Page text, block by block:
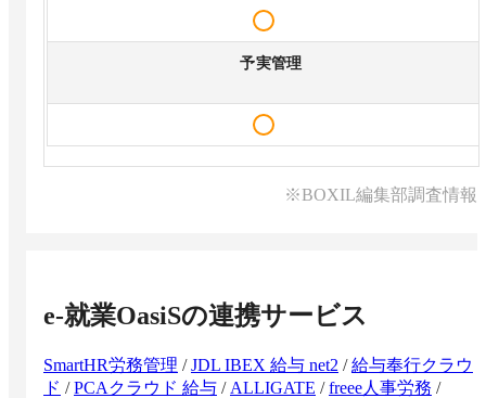
予実管理
※BOXIL編集部調査情報
e-就業OasiSの連携サービス
SmartHR労務管理 /JDL IBEX 給与 net2 /給与奉行クラウ
ド /PCAクラウド 給与 / ALLIGATE /freee人事労務 /